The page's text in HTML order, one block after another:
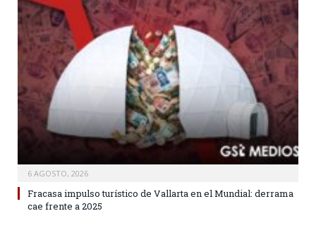
6 AGOSTO, 2026
Fracasa impulso turístico de Vallarta en el Mundial: derrama
cae frente a 2025